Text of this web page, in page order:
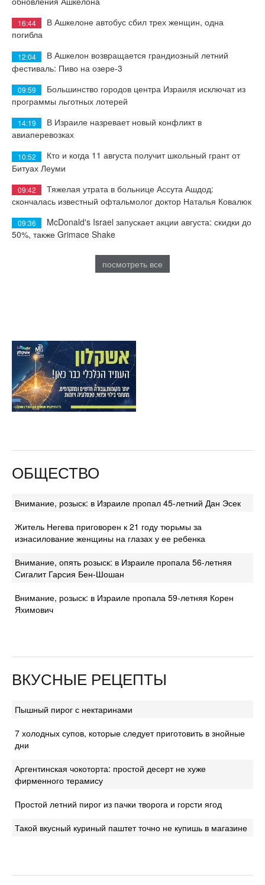
16:44
В Ашкелоне автобус сбил трех женщин, одна
погибла
12:04
В Ашкелон возвращается грандиозный летний
фестиваль: Пиво на озере-3
09:59
Большинство городов центра Израиля исключат из
программы льготных лотерей
14:19
В Израиле назревает новый конфликт в
авиаперевозках
10:52
Кто и когда 11 августа получит школьный грант от
Битуах Леуми
09:42
Тяжелая утрата в больнице Ассута Ашдод:
скончалась известный офтальмолог доктор Наталья Ковалюк
09:36
McDonald's Israel запускает акции августа: скидки до
50%, также Grimace Shake
посмотреть все
ОБЩЕСТВО
Внимание, розыск: в Израиле пропал 45-летний Дан Эсек
Житель Негева приговорен к 21 году тюрьмы за
изнасилование женщины на глазах у ее ребенка
Внимание, опять розыск: в Израиле пропала 56-летняя
Сигалит Гарсия Бен-Шошан
Внимание, розыск: в Израиле пропала 59-летняя Корен
Яхимович
ВКУСНЫЕ РЕЦЕПТЫ
Пышный пирог с нектаринами
7 холодных супов, которые следует приготовить в знойные
дни
Аргентинская чокоторта: простой десерт не хуже
фирменного терамису
Простой летний пирог из пачки творога и горсти ягод
Такой вкусный куриный паштет точно не купишь в магазине